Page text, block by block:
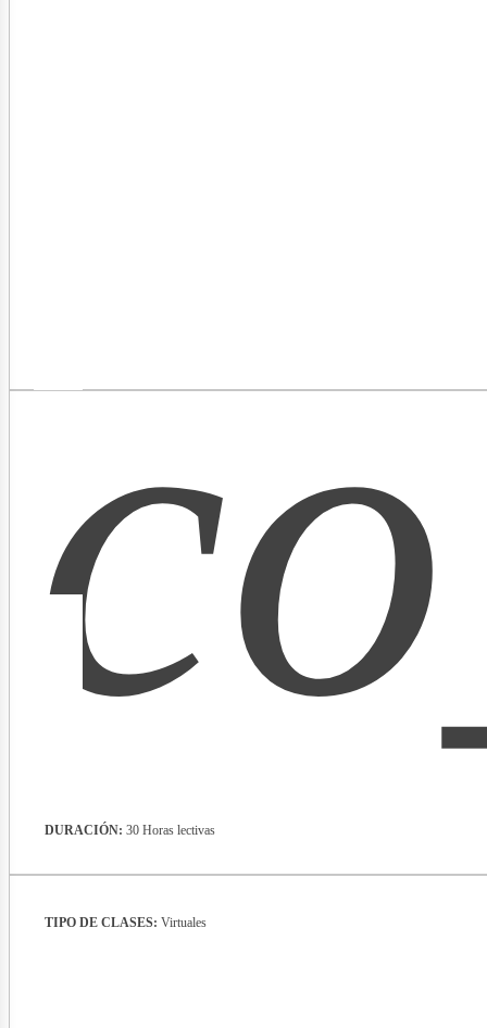
TIPO DE CLASES: Virtuales
DURACIÓN: 30 Horas lectivas